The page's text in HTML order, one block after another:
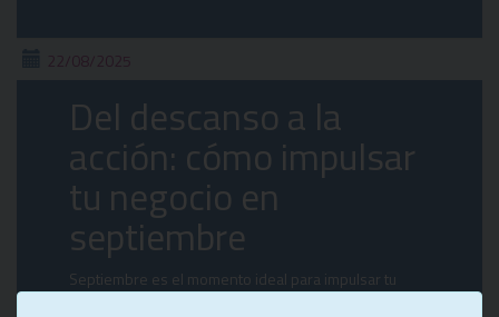
22/08/2025
Del descanso a la
acción: cómo impulsar
tu negocio en
septiembre
Septiembre es el momento ideal para impulsar tu
negocio: revisa tus metas, ajusta estrategias y conecta